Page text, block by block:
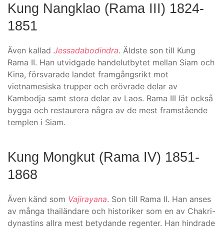
Kung Nangklao (Rama III) 1824-
1851
Även kallad Jessadabodindra. Äldste son till Kung
Rama II. Han utvidgade handelutbytet mellan Siam och
Kina, försvarade landet framgångsrikt mot
vietnamesiska trupper och erövrade delar av
Kambodja samt stora delar av Laos. Rama III lät också
bygga och restaurera några av de mest framstående
templen i Siam.
Kung Mongkut (Rama IV) 1851-
1868
Även känd som Vajirayana. Son till Rama II. Han anses
av många thailändare och historiker som en av Chakri-
dynastins allra mest betydande regenter. Han hindrade